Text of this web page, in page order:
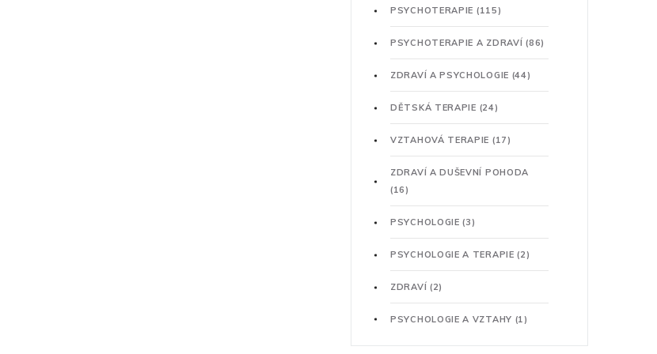
PSYCHOTERAPIE (115)
PSYCHOTERAPIE A ZDRAVÍ(86)
ZDRAVÍ A PSYCHOLOGIE (44)
DĚTSKÁ TERAPIE (24)
VZTAHOVÁ TERAPIE (17)
ZDRAVÍ A DUŠEVNÍ POHODA
(16)
PSYCHOLOGIE(3)
PSYCHOLOGIE A TERAPIE(2)
ZDRAVÍ (2)
PSYCHOLOGIE A VZTAHY (1)